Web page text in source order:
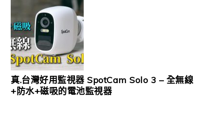
真.台灣好用監視器 SpotCam Solo 3 – 全無線
+防水+磁吸的電池監視器